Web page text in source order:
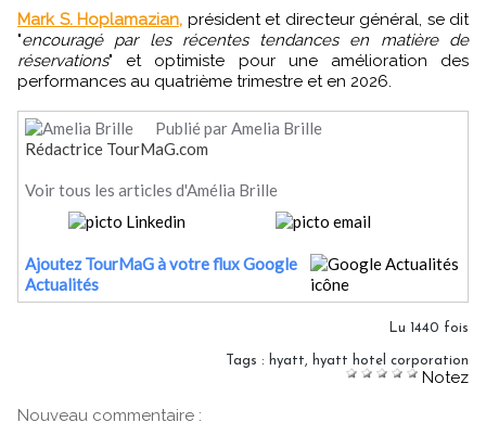
Mark S. Hoplamazian, président et directeur général, se dit
"encouragé par les récentes tendances en matière de
réservations" et optimiste pour une amélioration des
performances au quatrième trimestre et en 2026.
Publié par Amelia Brille
Rédactrice TourMaG.com
Voir tous les articles d'Amélia Brille
Ajoutez TourMaG à votre flux Google
Actualités
Lu 1440 fois
Tags : hyatt, hyatt hotel corporation
Notez
Nouveau commentaire :